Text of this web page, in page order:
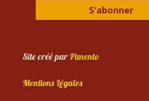
S'abonner
Site créé parPimento
Mentions Légales